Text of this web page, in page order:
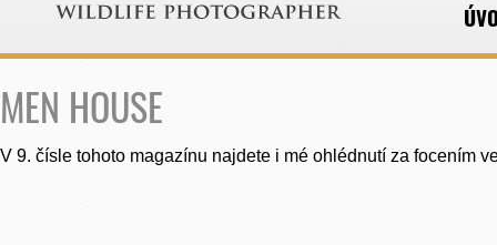
MEN HOUSE
V 9. čísle tohoto magazínu najdete i mé ohlédnutí za focením